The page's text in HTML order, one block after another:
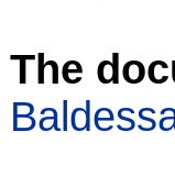
The